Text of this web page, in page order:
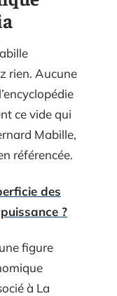
rien. Aucune
ce vide qui
Mabille,
référencée.
des
?
figure
à La